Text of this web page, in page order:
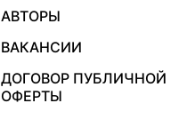
АВТОРЫ
ВАКАНСИИ
ДОГОВОР ПУБЛИЧНОЙ
ОФЕРТЫ